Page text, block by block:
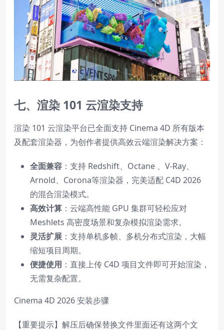
七、渲染 101 云渲染支持
渲染 101 云渲染平台已全面支持 Cinema 4D 所有版本
及配套渲染器，为创作者提供高效云端渲染解决方案：
全面兼容 ：支持 Redshift、Octane 、V-Ray、
Arnold、Corona等渲染器，完美适配 C4D 2026
的混合渲染模式。
高效计算 ：云端高性能 GPU 集群可轻松应对
Meshlets 高密度场景和复杂模拟渲染需求。
灵活扩展 ：支持单机多帧、多机分布式渲染，大幅
缩短项目周期。
便捷使用 ：直接上传 C4D 项目文件即可开始渲染，
无需复杂配置。
Cinema 4D 2026 安装步骤
【重要提示】解压后确保替换文件里面还有这两个文